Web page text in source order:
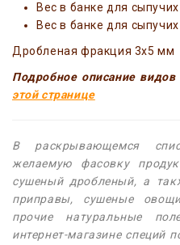
Вес в банке для
Вес в банке для
Дробленая фракция 3x5 мм
Подробное описание
этой странице
В раскрывающемся
желаемую фасовку
сушеный дробленый, а
приправы, сушеные
прочие натуральные
интернет-магазине специй